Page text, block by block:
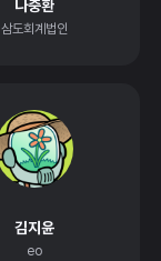
나중환
삼도회계법인
김지윤
eo